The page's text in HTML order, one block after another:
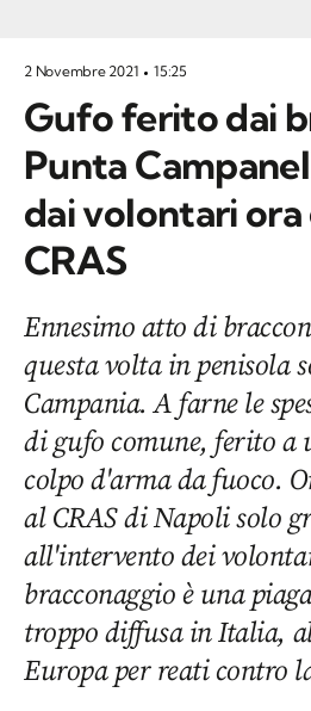
2 Novembre 2021 15:25
Gufo ferito dai
Punta
dai volontari ora
CRAS
Ennesimo atto di
questa volta in penisola
Campania. A farne le
di gufo comune, ferito a
colpo d'arma da fuoco.
al CRAS di Napoli solo
all'intervento dei
bracconaggio è una
troppo diffusa in Italia,
Europa per reati contro